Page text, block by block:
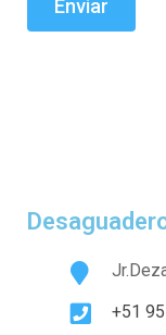
+51